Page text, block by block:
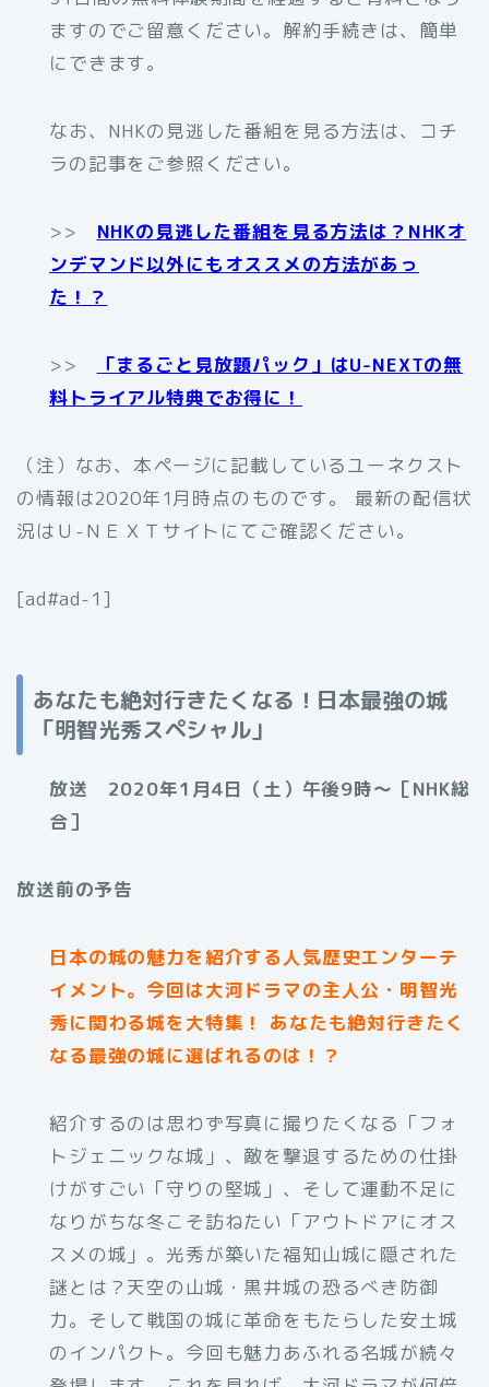
ますのでご留意ください。解約手続きは、簡単
にできます。
なお、NHKの見逃した番組を見る方法は、コチ
ラの記事をご参照ください。
>> NHKの見逃した番組を見る方法は？NHKオ
ンデマンド以外にもオススメの方法があっ
た！？
>>
「まるごと見放題パック」はU-NEXTの無
料トライアル特典でお得に！
（注）なお、本ページに記載しているユーネクスト
の情報は2020年1月時点のものです。 最新の配信状
況はＵ-ＮＥＸＴサイトにてご確認ください。
[ad#ad-1]
あなたも絶対行きたくなる！日本最強の城
「明智光秀スペシャル」
放送 2020年1月4日（土）午後9時〜［NHK総
合］
放送前の予告
日本の城の魅力を紹介する人気歴史エンターテ
イメント。今回は大河ドラマの主人公・明智光
秀に関わる城を大特集！ あなたも絶対行きたく
なる最強の城に選ばれるのは！？
紹介するのは思わず写真に撮りたくなる「フォ
トジェニックな城」、敵を撃退するための仕掛
けがすごい「守りの堅城」、そして運動不足に
なりがちな冬こそ訪ねたい「アウトドアにオス
スメの城」。光秀が築いた福知山城に隠された
謎とは？天空の山城・黒井城の恐るべき防御
力。そして戦国の城に革命をもたらした安土城
のインパクト。今回も魅力あふれる名城が続々